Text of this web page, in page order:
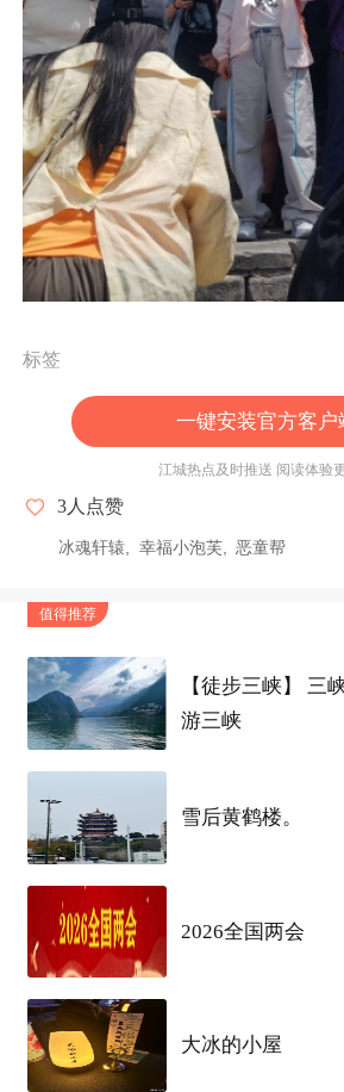
标签
一键安装官方客户
江城热点及时推送 阅读体验
3人点赞
冰魂轩辕 幸福小泡芙 恶童帮
值得推荐
【徒步三峡】 三
游三峡
雪后黄鹤楼。
2026全国两会
大冰的小屋